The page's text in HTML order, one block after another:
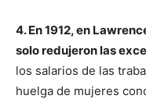
4. En 1912, en
solo redujeron las
los salarios de las
huelga de mujeres